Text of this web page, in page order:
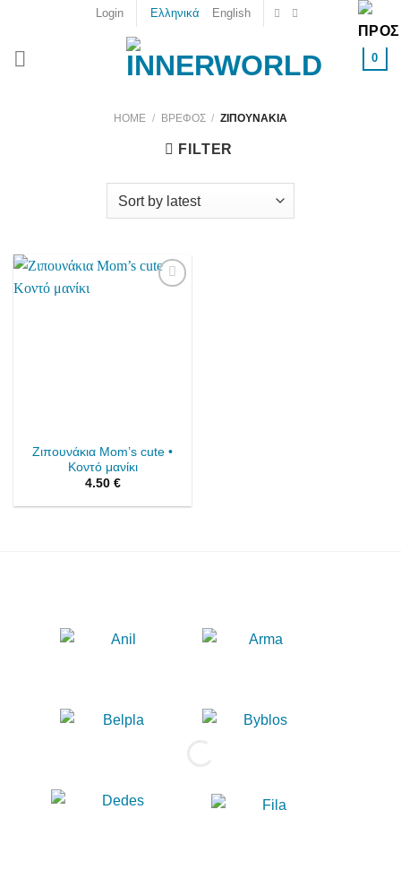
content
Login Ελληνικά English
0
HOME / ΒΡΕΦΟΣ / ΖΙΠΟΥΝΆΚΙΑ
FILTER
Ζιπουνάκια Μom’s cute •
Κοντό μανίκι
4.50 €